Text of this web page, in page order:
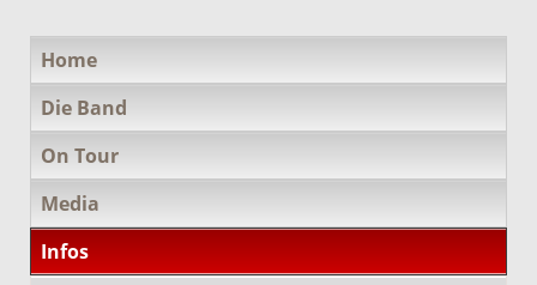
überspringen
Home
Die Band
On Tour
Media
Infos